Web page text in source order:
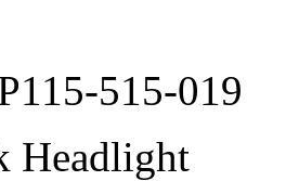
515-019
Headlight